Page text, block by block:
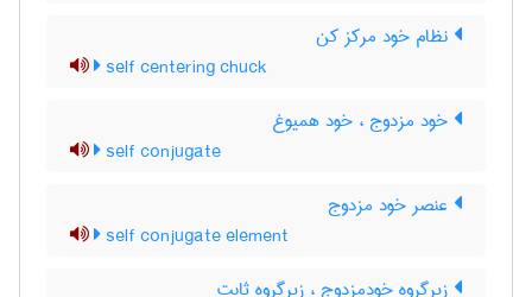
نظام خود مرکز کن
self centering chuck
خود مزدوج ، خود همیوغ
self conjugate
عنصر خود مزدوج
self conjugate element
زیرگروه خودمزدوج ، زیرگروه ثابت